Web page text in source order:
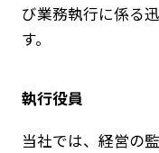
び業務執行に係る
す。
執行役員
当社では、経営の